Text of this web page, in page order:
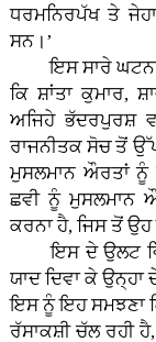
ਧਰਮਨਿਰਪੱਖ ਤੇ
ਸਨ।’
ਇਸ ਸਾਰੇ
ਕਿ ਸ਼ਾਂਤਾ ਕੁਮਾਰ,
ਅਜਿਹੇ ਭੱਦਰਪੁਰਸ਼
ਰਾਜਨੀਤਕ ਸੋਚ ਤੋਂ
ਮੁਸਲਮਾਨ ਔਰਤਾਂ ਨੂੰ
ਛਵੀ ਨੂੰ ਮੁਸਲਮਾਨ
ਕਰਨਾ ਹੈ, ਜਿਸ ਤੋਂ
ਇਸ ਦੇ ਉਲਟ
ਯਾਦ ਦਿਵਾ ਕੇ
ਇਸ ਨੂੰ ਇਹ ਸਮਝਣਾ
ਰੱਸਾਕਸ਼ੀ ਚੱਲ ਰਹੀ